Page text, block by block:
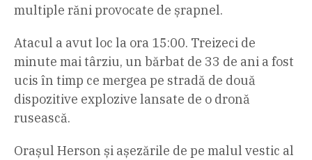
multiple răni provocate de șrapnel.
Atacul a avut loc la ora 15:00. Treizeci de
minute mai târziu, un bărbat de 33 de ani a fost
ucis în timp ce mergea pe stradă de două
dispozitive explozive lansate de o dronă
rusească.
Orașul Herson și așezările de pe malul vestic al